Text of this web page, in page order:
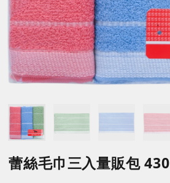
蕾絲毛巾三入量販包 430